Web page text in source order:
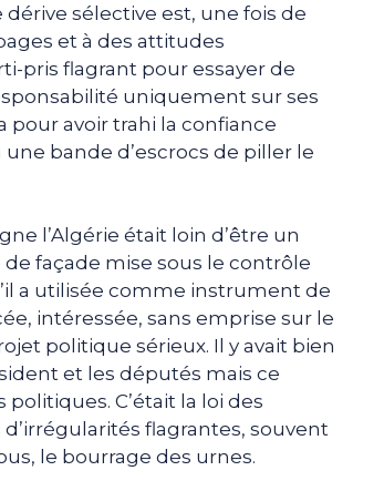
sélective est, une fois de
et à des attitudes
pris flagrant pour essayer de
uniquement sur ses
pour avoir trahi la confiance
bande d’escrocs de piller le
l’Algérie était loin d’être un
façade mise sous le contrôle
a utilisée comme instrument de
intéressée, sans emprise sur le
politique sérieux. Il y avait bien
et les députés mais ce
C’était la loi des
flagrantes, souvent
le bourrage des urnes.